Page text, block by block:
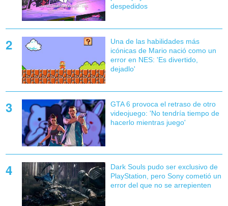
despedidos
Una de las habilidades más
icónicas de Mario nació como un
error en NES: 'Es divertido,
dejadlo'
GTA 6 provoca el retraso de otro
videojuego: 'No tendría tiempo de
hacerlo mientras juego'
Dark Souls pudo ser exclusivo de
PlayStation, pero Sony cometió un
error del que no se arrepienten